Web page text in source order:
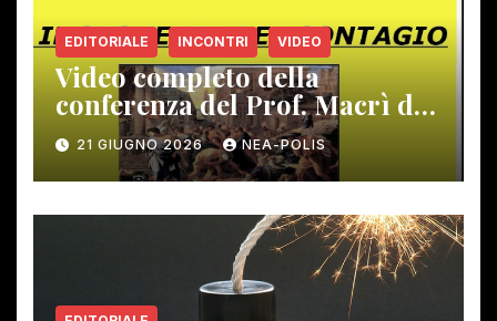
EDITORIALE INCONTRI VIDEO
Video completo della
conferenza del Prof. Macrì del
12 giugno scorso
21 GIUGNO 2026 NEA-POLIS